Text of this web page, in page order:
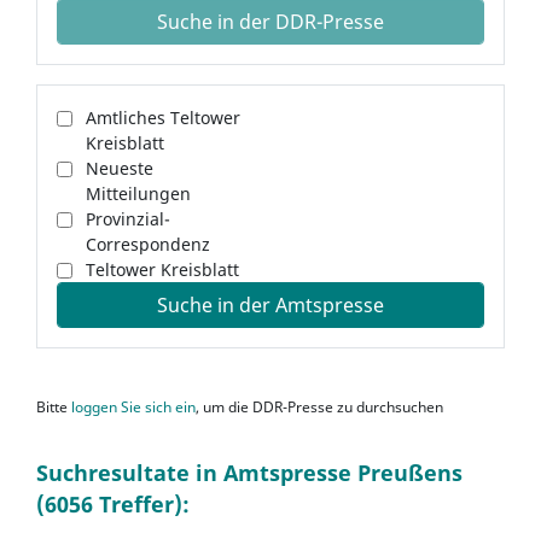
Suche in der DDR-Presse
Amtliches Teltower
Kreisblatt
Neueste
Mitteilungen
Provinzial-
Correspondenz
Teltower Kreisblatt
Suche in der Amtspresse
Bitte loggen Sie sich ein, um die DDR-Presse zu durchsuchen
Suchresultate in Amtspresse Preußens
(6056 Treffer):